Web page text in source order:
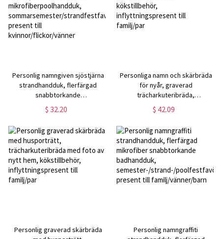
Personlig namngiven sjöstjärna
strandhandduk, flerfärgad
snabbtorkande
mikrofiberpoolhandduk,
sommarsemester/strandfestfavorit,
present till kvinnor/flickor/vänner
$ 32.20
Personliga namn och skärbräda
för nyår, graverad
trächarkuteribräda,
kökstillbehör, inflyttningspresent
till familj/par
$ 42.09
Personlig graverad skärbräda
Personlig namngraffiti